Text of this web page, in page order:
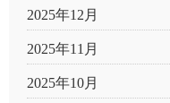
2025年12月
2025年11月
2025年10月